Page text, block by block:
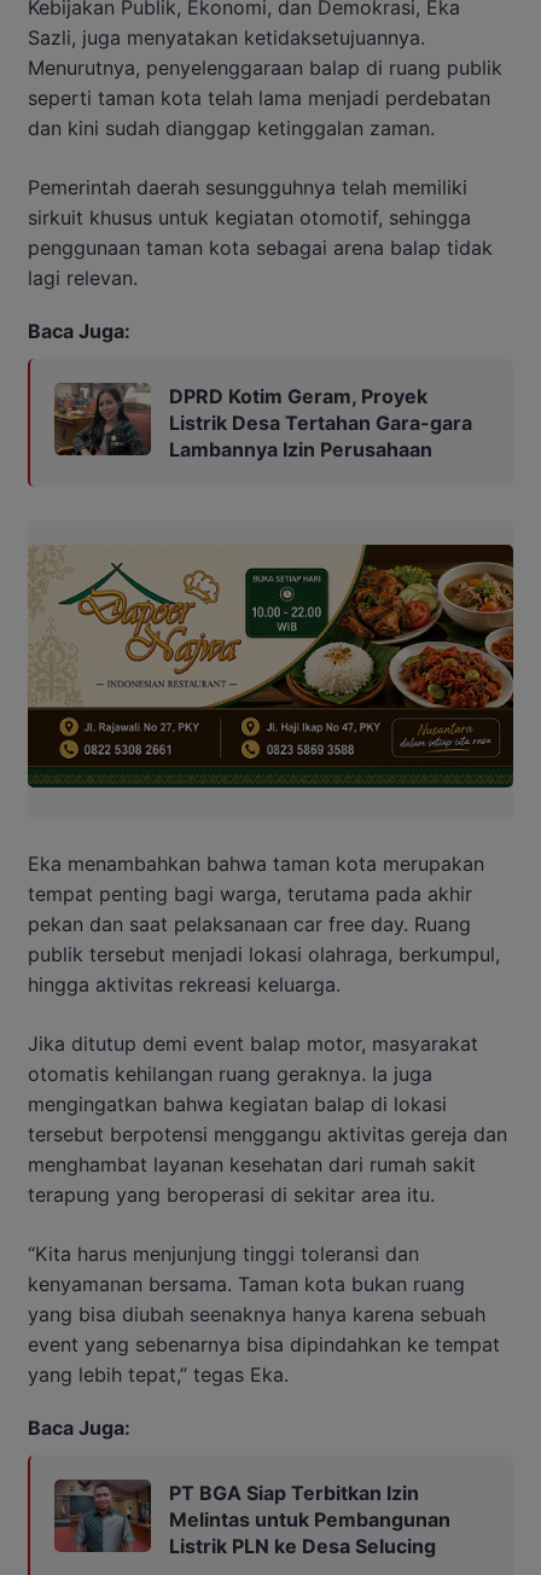
Kebijakan Publik, Ekonomi, dan Demokrasi, Eka
Sazli, juga menyatakan ketidaksetujuannya.
Menurutnya, penyelenggaraan balap di ruang publik
seperti taman kota telah lama menjadi perdebatan
dan kini sudah dianggap ketinggalan zaman.
Pemerintah daerah sesungguhnya telah memiliki
sirkuit khusus untuk kegiatan otomotif, sehingga
penggunaan taman kota sebagai arena balap tidak
lagi relevan.
Baca Juga:
DPRD Kotim Geram, Proyek
Listrik Desa Tertahan Gara-gara
Lambannya Izin Perusahaan
Eka menambahkan bahwa taman kota merupakan
tempat penting bagi warga, terutama pada akhir
pekan dan saat pelaksanaan car free day. Ruang
publik tersebut menjadi lokasi olahraga, berkumpul,
hingga aktivitas rekreasi keluarga.
Jika ditutup demi event balap motor, masyarakat
otomatis kehilangan ruang geraknya. Ia juga
mengingatkan bahwa kegiatan balap di lokasi
tersebut berpotensi menggangu aktivitas gereja dan
menghambat layanan kesehatan dari rumah sakit
terapung yang beroperasi di sekitar area itu.
“Kita harus menjunjung tinggi toleransi dan
kenyamanan bersama. Taman kota bukan ruang
yang bisa diubah seenaknya hanya karena sebuah
event yang sebenarnya bisa dipindahkan ke tempat
yang lebih tepat,” tegas Eka.
Baca Juga:
PT BGA Siap Terbitkan Izin
Melintas untuk Pembangunan
Listrik PLN ke Desa Selucing